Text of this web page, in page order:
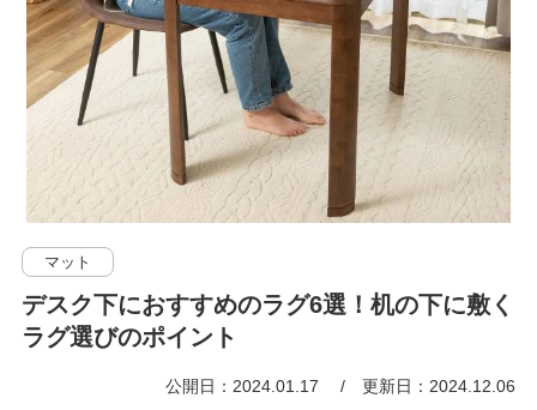
マット
デスク下におすすめのラグ6選！机の下に敷く
ラグ選びのポイント
公開日：2024.01.17 更新日：2024.12.06